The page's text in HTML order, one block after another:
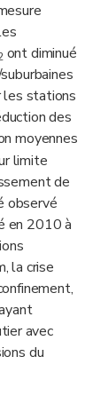
ont diminué
stations
des
moyennes
limite
de
observé
en 2010 à
la crise
avec
du